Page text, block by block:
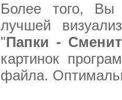
Более того, Вы
лучшей
"Папки -
картинок
файла.